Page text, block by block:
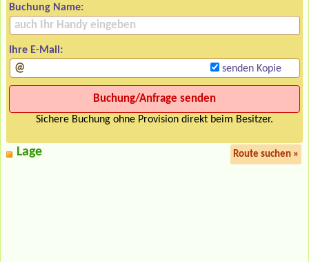
Buchung Name:
Ihre E-Mail:
senden Kopie
Sichere Buchung ohne Provision direkt beim Besitzer.
Lage Route suchen »